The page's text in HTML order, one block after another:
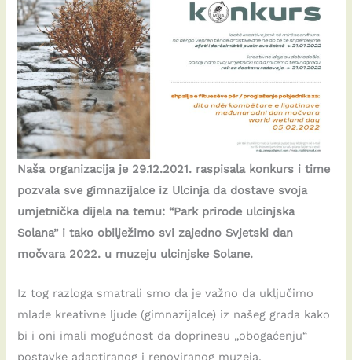
Naša organizacija je 29.12.2021. raspisala konkurs i time
pozvala sve gimnazijalce iz Ulcinja da dostave svoja
umjetnička dijela na temu: “Park prirode ulcinjska
Solana” i tako obilježimo svi zajedno Svjetski dan
močvara 2022. u muzeju ulcinjske Solane.
Iz tog razloga smatrali smo da je važno da uključimo
mlade kreativne ljude (gimnazijalce) iz našeg grada kako
bi i oni imali mogućnost da doprinesu „obogaćenju“
postavke adaptiranog i renoviranog muzeja.